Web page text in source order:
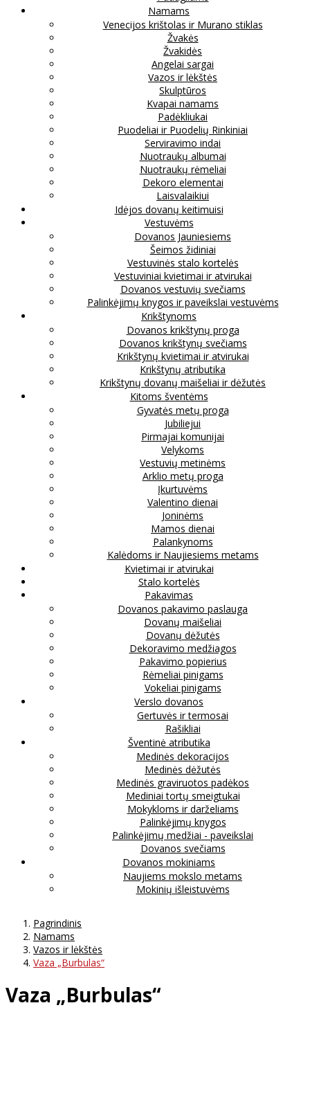
Namams
Venecijos krištolas ir Murano stiklas
Žvakės
Žvakidės
Angelai sargai
Vazos ir lėkštės
Skulptūros
Kvapai namams
Padėkliukai
Puodeliai ir Puodelių Rinkiniai
Serviravimo indai
Nuotraukų albumai
Nuotraukų rėmeliai
Dekoro elementai
Laisvalaikiui
Idėjos dovanų keitimuisi
Vestuvėms
Dovanos Jauniesiems
Šeimos židiniai
Vestuvinės stalo kortelės
Vestuviniai kvietimai ir atvirukai
Dovanos vestuvių svečiams
Palinkėjimų knygos ir paveikslai vestuvėms
Krikštynoms
Dovanos krikštynų proga
Dovanos krikštynų svečiams
Krikštynų kvietimai ir atvirukai
Krikštynų atributika
Krikštynų dovanų maišeliai ir dėžutės
Kitoms šventėms
Gyvatės metų proga
Jubiliejui
Pirmajai komunijai
Velykoms
Vestuvių metinėms
Arklio metų proga
Įkurtuvėms
Valentino dienai
Joninėms
Mamos dienai
Palankynoms
Kalėdoms ir Naujiesiems metams
Kvietimai ir atvirukai
Stalo kortelės
Pakavimas
Dovanos pakavimo paslauga
Dovanų maišeliai
Dovanų dėžutės
Dekoravimo medžiagos
Pakavimo popierius
Rėmeliai pinigams
Vokeliai pinigams
Verslo dovanos
Gertuvės ir termosai
Rašikliai
Šventinė atributika
Medinės dekoracijos
Medinės dėžutės
Medinės graviruotos padėkos
Mediniai tortų smeigtukai
Mokykloms ir darželiams
Palinkėjimų knygos
Palinkėjimų medžiai - paveikslai
Dovanos svečiams
Dovanos mokiniams
Naujiems mokslo metams
Mokinių išleistuvėms
Pagrindinis
Namams
Vazos ir lėkštės
Vaza „Burbulas“
Vaza „Burbulas“